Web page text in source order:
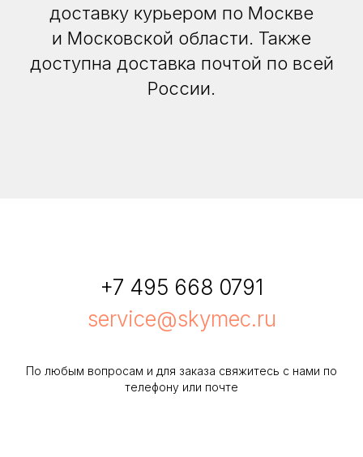
доставку курьером по Москве
и Московской области. Также
доступна доставка почтой по всей
России.
+7 495 668 0791
service@skymec.ru
По любым вопросам и для заказа свяжитесь с нами по
телефону или почте